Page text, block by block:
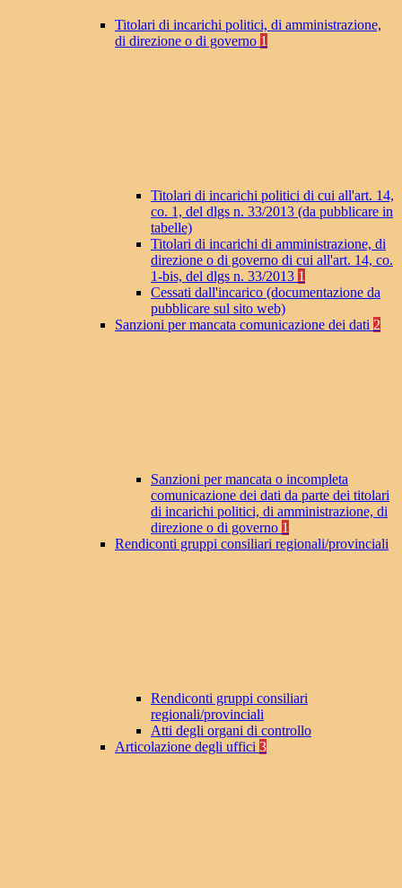
Titolari di incarichi politici, di amministrazione,
di direzione o di governo 1
Titolari di incarichi politici di cui all'art. 14,
co. 1, del dlgs n. 33/2013 (da pubblicare in
tabelle)
Titolari di incarichi di amministrazione, di
direzione o di governo di cui all'art. 14, co.
1-bis, del dlgs n. 33/2013 1
Cessati dall'incarico (documentazione da
pubblicare sul sito web)
Sanzioni per mancata comunicazione dei dati 2
Sanzioni per mancata o incompleta
comunicazione dei dati da parte dei titolari
di incarichi politici, di amministrazione, di
direzione o di governo 1
Rendiconti gruppi consiliari regionali/provinciali
Rendiconti gruppi consiliari
regionali/provinciali
Atti degli organi di controllo
Articolazione degli uffici 3